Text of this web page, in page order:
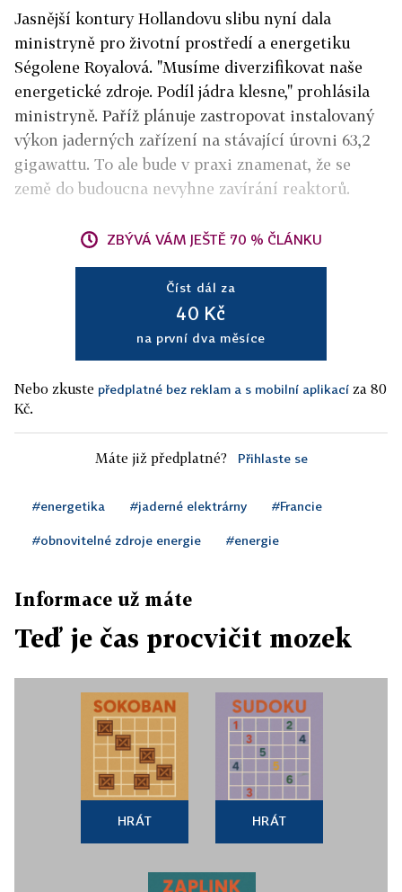
Jasnější kontury Hollandovu slibu nyní dala
ministryně pro životní prostředí a energetiku
Ségolene Royalová. "Musíme diverzifikovat naše
energetické zdroje. Podíl jádra klesne," prohlásila
ministryně. Paříž plánuje zastropovat instalovaný
výkon jaderných zařízení na stávající úrovni 63,2
gigawattu. To ale bude v praxi znamenat, že se
země do budoucna nevyhne zavírání reaktorů.
ZBÝVÁ VÁM JEŠTĚ 70 % ČLÁNKU
Číst dál za
40 Kč
na první dva měsíce
Nebo zkuste předplatné bez reklam a s mobilní aplikací za 80
Kč.
Máte již předplatné? Přihlaste se
#energetika #jaderné elektrárny #Francie
#obnovitelné zdroje energie #energie
Informace už máte
Teď je čas procvičit mozek
HRÁT HRÁT